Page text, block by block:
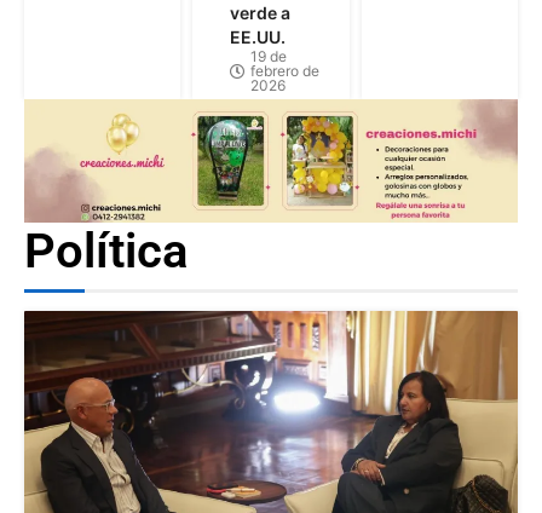
verde a
EE.UU.
19 de
febrero de
2026
Política